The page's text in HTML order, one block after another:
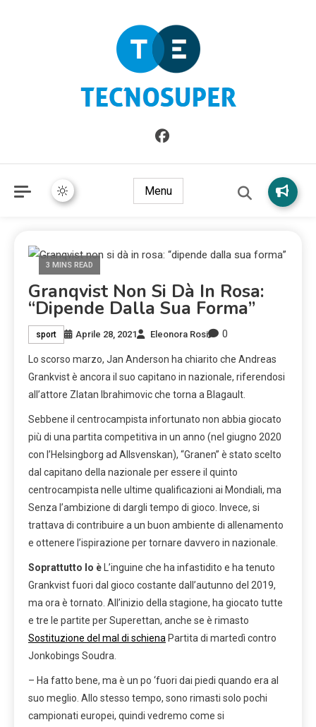
TecnoSuper.net
Informazioni sull'Italia. Seleziona gli argomenti di cui vuoi
saperne di più
Menu
3 MINS READ
Granqvist Non Si Dà In Rosa:
“dipende Dalla Sua Forma”
sport Aprile 28, 2021 Eleonora Rosi 0
Lo scorso marzo, Jan Anderson ha chiarito che Andreas
Grankvist è ancora il suo capitano in nazionale, riferendosi
all’attore Zlatan Ibrahimovic che torna a Blagault.
Sebbene il centrocampista infortunato non abbia giocato
più di una partita competitiva in un anno (nel giugno 2020
con l’Helsingborg ad Allsvenskan), “Granen” è stato scelto
dal capitano della nazionale per essere il quinto
centrocampista nelle ultime qualificazioni ai Mondiali, ma
Senza l’ambizione di dargli tempo di gioco. Invece, si
trattava di contribuire a un buon ambiente di allenamento
e ottenere l’ispirazione per tornare davvero in nazionale.
Soprattutto lo è L’inguine che ha infastidito e ha tenuto
Grankvist fuori dal gioco costante dall’autunno del 2019,
ma ora è tornato. All’inizio della stagione, ha giocato tutte
e tre le partite per Superettan, anche se è rimasto
Sostituzione del mal di schiena Partita di martedì contro
Jonkobings Soudra.
– Ha fatto bene, ma è un po ‘fuori dai piedi quando era al
suo meglio. Allo stesso tempo, sono rimasti solo pochi
campionati europei, quindi vedremo come si